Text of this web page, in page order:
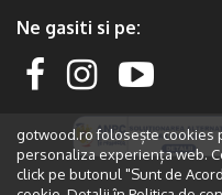
gotwood.ro folosește cookies
personaliza experiența web.
click pe butonul "Sunt de
Ne gasiti si pe: